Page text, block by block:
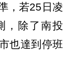
，若25日凌
，除了南投
也達到停班